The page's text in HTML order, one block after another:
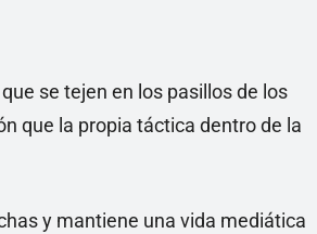
se tejen en los pasillos de los
que la propia táctica dentro de la
y mantiene una vida mediática